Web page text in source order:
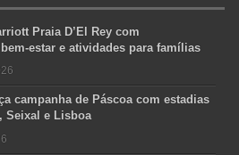
Praia D’El Rey com
estar e atividades para famílias
campanha de Páscoa com estadias
Seixal e Lisboa